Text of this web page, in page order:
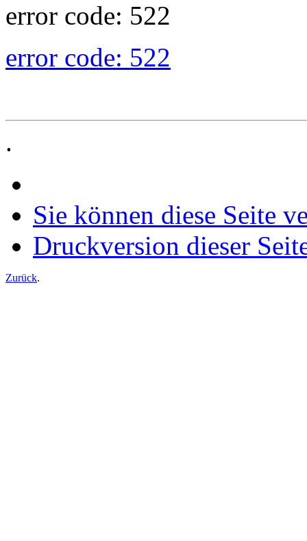
error code: 522
error code: 522
.
Sie können diese Seite
Druckversion dieser
Zurück.